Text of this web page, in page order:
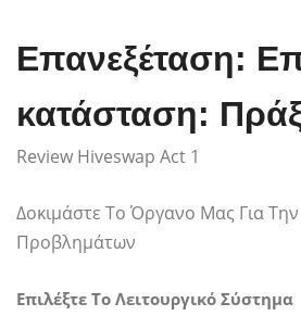
Επανεξέταση:
κατάσταση:
Review Hiveswap Act 1
Δοκιμάστε Το Όργανο Μας Για
Προβλημάτων
Επιλέξτε Το Λειτουργικό Σύστημα